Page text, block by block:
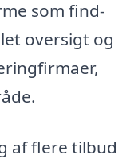
som find-
oversigt og
af flere tilbud